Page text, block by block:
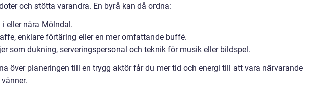
och stötta varandra. En byrå kan då ordna:
eller nära Mölndal.
enklare förtäring eller en mer omfattande buffé.
som dukning, serveringspersonal och teknik för musik eller bildspel.
över planeringen till en trygg aktör får du mer tid och energi till att vara närvarande